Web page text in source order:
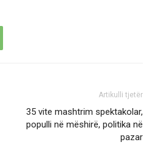
Artikulli tjetër
35 vite mashtrim spektakolar,
populli në mëshirë, politika në
pazar